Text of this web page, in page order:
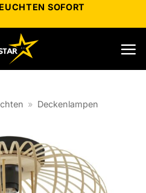
SOFORT
» Deckenlampen